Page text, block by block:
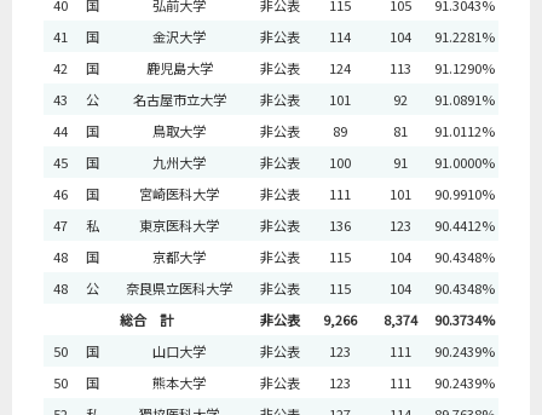
40 国 弘前大学 非公表 115 105
91.3043%
41
国 金沢大学 非公表 114 104
91.2281%
42
国 鹿児島大学 非公表 124 113
91.1290%
43
公 名古屋市立大学 非公表 101 92
91.0891%
44
国 鳥取大学 非公表 89 81
91.0112%
45
国 九州大学 非公表 100 91
91.0000%
46
国 宮崎医科大学 非公表 111 101
90.9910%
47
私 東京医科大学 非公表 136 123
90.4412%
48
国 京都大学 非公表 115 104
90.4348%
48
公 奈良県立医科大学 非公表 115 104
90.4348%
総合 計
非公表 9,266 8,374
90.3734%
50
国 山口大学 非公表 123 111
90.2439%
50
国 熊本大学 非公表 123 111
90.2439%